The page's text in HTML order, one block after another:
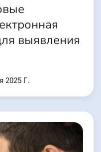
выявления
2025 Г.